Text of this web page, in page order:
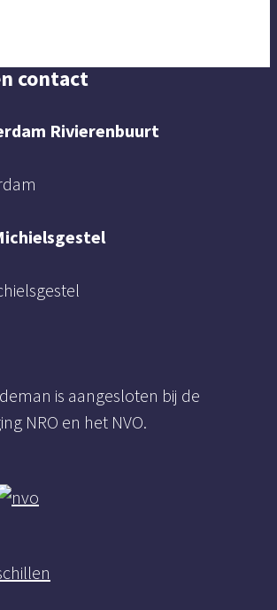
contact
Rivierenbuurt
is aangesloten bij de
NRO en het NVO.